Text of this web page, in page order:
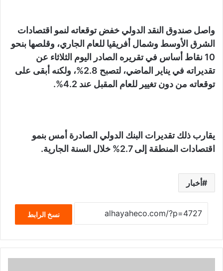
واصل صندوق النقد الدولي خفض توقعاته لنمو اقتصادات
الشرق الأوسط وشمال أفريقيا للعام الجاري، وقلصها بنحو
10 نقاط أساس في تقريره الصادر اليوم الثلاثاء عن
تقديراته في يناير الماضي، لتصبح 2.8%، ولكنه أبقى على
توقعاته من دون تغيير للعام المقبل عند 4.2%.
يقارب ذلك تقديرات البنك الدولي الصادرة أمس بنمو
اقتصادات المنطقة إلى 2.7% خلال السنة الجارية.
أخبار
نسخ الرابط